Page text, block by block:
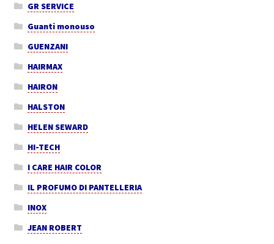
GR SERVICE
Guanti monouso
GUENZANI
HAIRMAX
HAIRON
HALSTON
HELEN SEWARD
HI-TECH
I CARE HAIR COLOR
IL PROFUMO DI PANTELLERIA
INOX
JEAN ROBERT